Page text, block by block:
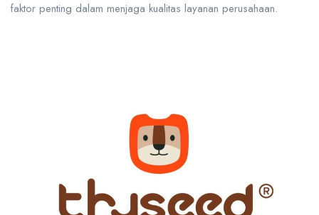
faktor penting dalam menjaga kualitas layanan perusahaan.